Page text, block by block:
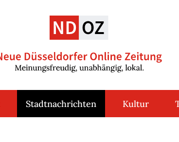
Stadtnachrichten Kultur